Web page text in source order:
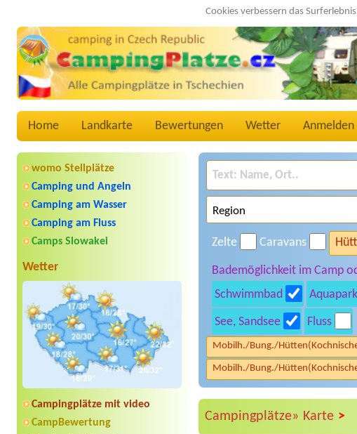
Cookies verbessern das
Home Landkarte Bewertungen Wetter Anmelden
womo Stellplätze
Camping und Angeln
Camping am Wasser
Camping am Fluss
Camps Slowakei
Wetter
Campingplätze mit video
CampBewertung
Zelte Caravans
Bademöglichkeit im Camp
Schwimmbad
Aquapark
See, Sandsee Fluss
Mobilh./Bung./
Mobilh./Bung./
Campingplätze» Karte >